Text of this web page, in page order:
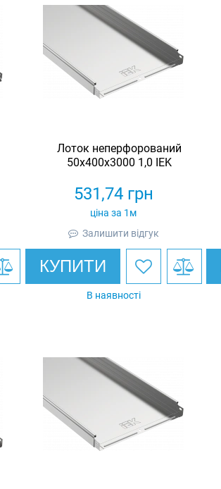
Лоток неперфорований
50х400х3000 1,0 IEK
531,74грн
ціна за 1м
Залишити відгук
КУПИТИ
В наявності